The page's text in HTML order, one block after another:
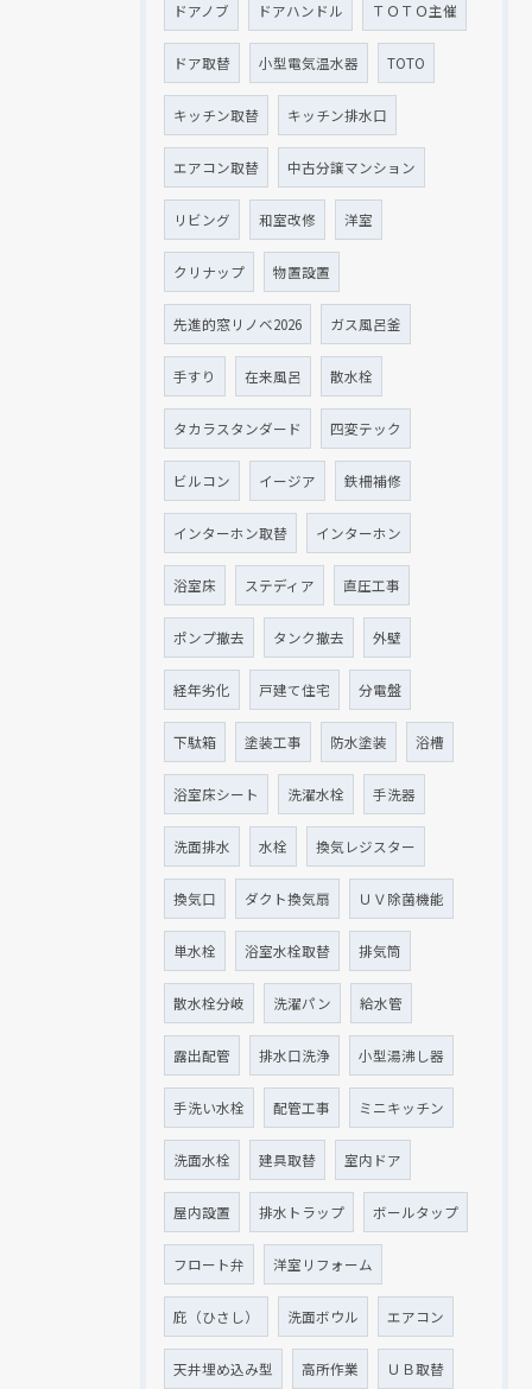
ドアノブ ドアハンドル ＴＯＴＯ主催
ドア取替 小型電気温水器 TOTO
キッチン取替 キッチン排水口
エアコン取替 中古分譲マンション
リビング 和室改修 洋室
クリナップ 物置設置
先進的窓リノベ2026 ガス風呂釜
手すり 在来風呂 散水栓
タカラスタンダード 四変テック
ビルコン イージア 鉄柵補修
インターホン取替 インターホン
浴室床 ステディア 直圧工事
ポンプ撤去 タンク撤去 外壁
経年劣化 戸建て住宅 分電盤
下駄箱 塗装工事 防水塗装 浴槽
浴室床シート 洗濯水栓 手洗器
洗面排水 水栓 換気レジスター
換気口 ダクト換気扇 ＵＶ除菌機能
単水栓 浴室水栓取替 排気筒
散水栓分岐 洗濯パン 給水管
露出配管 排水口洗浄 小型湯沸し器
手洗い水栓 配管工事 ミニキッチン
洗面水栓 建具取替 室内ドア
屋内設置 排水トラップ ボールタップ
フロート弁 洋室リフォーム
庇（ひさし） 洗面ボウル エアコン
天井埋め込み型 高所作業 ＵＢ取替